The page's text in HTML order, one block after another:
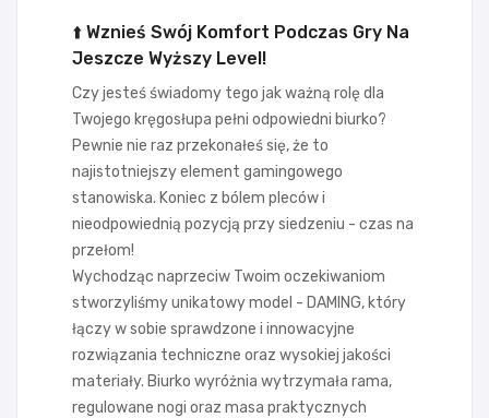
⬆️ Wznieś Swój Komfort Podczas Gry Na
Jeszcze Wyższy Level!
Czy jesteś świadomy tego jak ważną rolę dla
Twojego kręgosłupa pełni odpowiedni biurko?
Pewnie nie raz przekonałeś się, że to
najistotniejszy element gamingowego
stanowiska. Koniec z bólem pleców i
nieodpowiednią pozycją przy siedzeniu - czas na
przełom!
Wychodząc naprzeciw Twoim oczekiwaniom
stworzyliśmy unikatowy model - DAMING, który
łączy w sobie sprawdzone i innowacyjne
rozwiązania techniczne oraz wysokiej jakości
materiały. Biurko wyróżnia wytrzymała rama,
regulowane nogi oraz masa praktycznych